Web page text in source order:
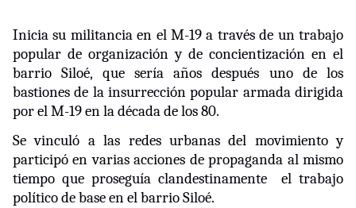
Inicia su militancia en el M-19 a través de un trabajo
popular de organización y de concientización en el
barrio Siloé, que sería años después uno de los
bastiones de la insurrección popular armada dirigida
por el M-19 en la década de los 80.
Se vinculó a las redes urbanas del movimiento y
participó en varias acciones de propaganda al mismo
tiempo que proseguía clandestinamente
el trabajo
político de base en el barrio Siloé.